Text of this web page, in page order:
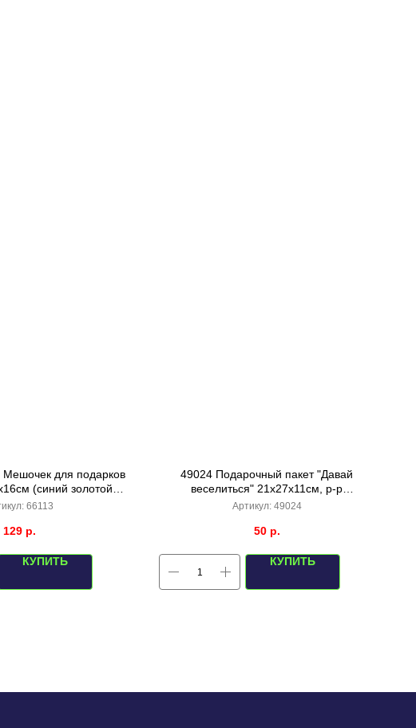
для подарков
(синий золотой
10шт
66113
129 р.
КУПИТЬ
49024 Подарочный пакет "Давай
веселиться" 21х27х11см, р-р
21x27x11cm
Артикул: 49024
50 р.
КУПИТЬ